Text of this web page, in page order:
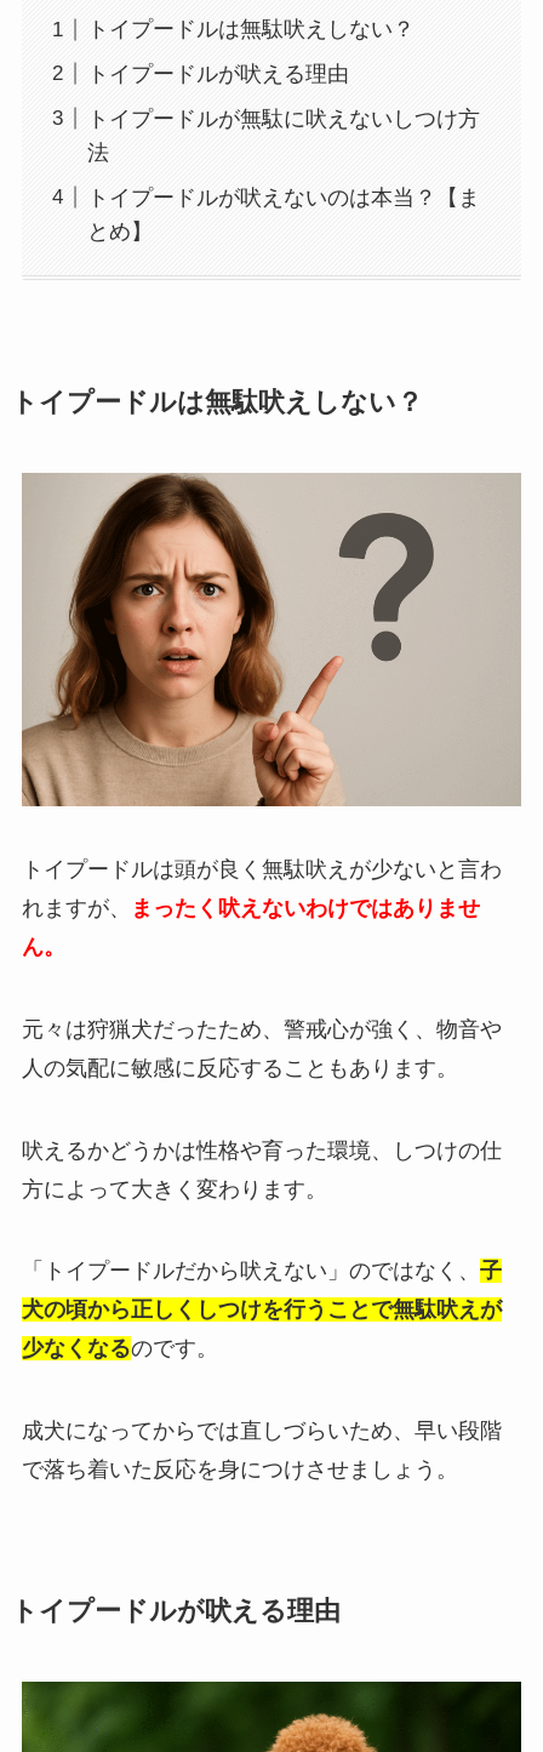
トイプードルは無駄吠えしない？
トイプードルが吠える理由
トイプードルが無駄に吠えないしつけ方
法
トイプードルが吠えないのは本当？【ま
とめ】
トイプードルは無駄吠えしない？
トイプードルは頭が良く無駄吠えが少ないと言わ
れますが、
まったく吠えないわけではありませ
ん。
元々は狩猟犬だったため、警戒心が強く、物音や
人の気配に敏感に反応することもあります。
吠えるかどうかは性格や育った環境、しつけの仕
方によって大きく変わります。
「トイプードルだから吠えない」のではなく、 子
犬の頃から正しくしつけを行うことで無駄吠えが
少なくなるのです。
成犬になってからでは直しづらいため、早い段階
で落ち着いた反応を身につけさせましょう。
トイプードルが吠える理由